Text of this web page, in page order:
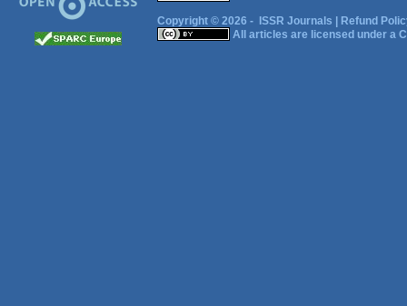
Copyright © 2026 - ISSR Journals
Refund
All articles are licensed under a